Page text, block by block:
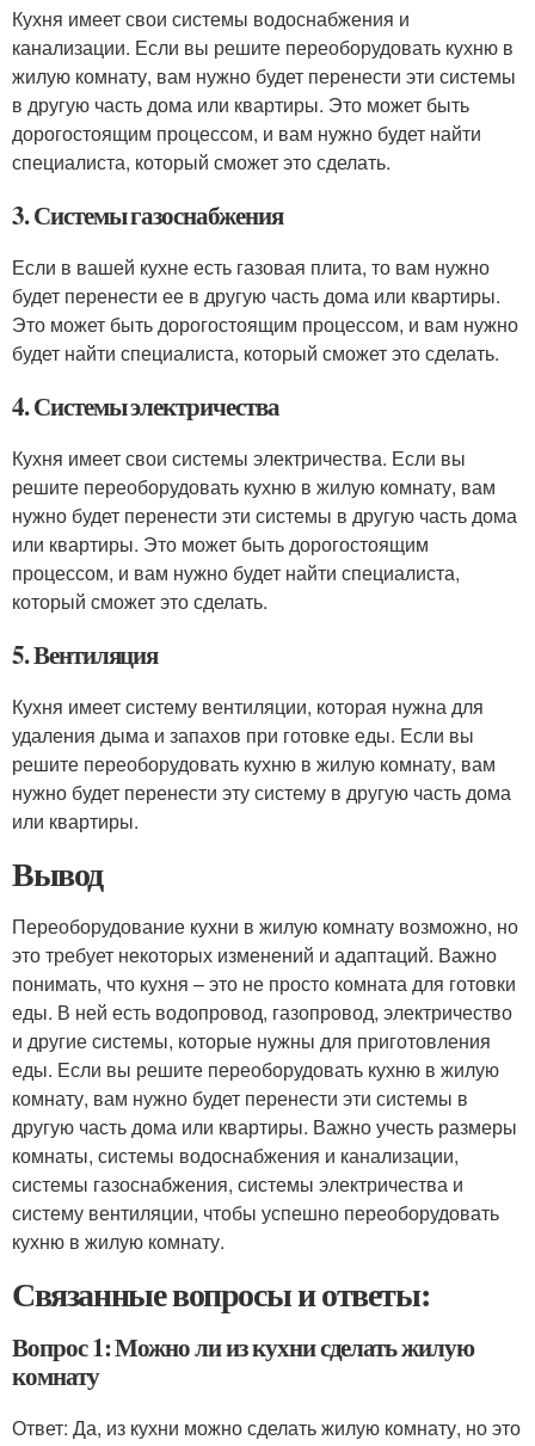
Кухня имеет свои системы водоснабжения и
канализации. Если вы решите переоборудовать кухню в
жилую комнату, вам нужно будет перенести эти системы
в другую часть дома или квартиры. Это может быть
дорогостоящим процессом, и вам нужно будет найти
специалиста, который сможет это сделать.
3. Системы газоснабжения
Если в вашей кухне есть газовая плита, то вам нужно
будет перенести ее в другую часть дома или квартиры.
Это может быть дорогостоящим процессом, и вам нужно
будет найти специалиста, который сможет это сделать.
4. Системы электричества
Кухня имеет свои системы электричества. Если вы
решите переоборудовать кухню в жилую комнату, вам
нужно будет перенести эти системы в другую часть дома
или квартиры. Это может быть дорогостоящим
процессом, и вам нужно будет найти специалиста,
который сможет это сделать.
5. Вентиляция
Кухня имеет систему вентиляции, которая нужна для
удаления дыма и запахов при готовке еды. Если вы
решите переоборудовать кухню в жилую комнату, вам
нужно будет перенести эту систему в другую часть дома
или квартиры.
Вывод
Переоборудование кухни в жилую комнату возможно, но
это требует некоторых изменений и адаптаций. Важно
понимать, что кухня – это не просто комната для готовки
еды. В ней есть водопровод, газопровод, электричество
и другие системы, которые нужны для приготовления
еды. Если вы решите переоборудовать кухню в жилую
комнату, вам нужно будет перенести эти системы в
другую часть дома или квартиры. Важно учесть размеры
комнаты, системы водоснабжения и канализации,
системы газоснабжения, системы электричества и
систему вентиляции, чтобы успешно переоборудовать
кухню в жилую комнату.
Связанные вопросы и ответы:
Вопрос 1: Можно ли из кухни сделать жилую
комнату
Ответ: Да, из кухни можно сделать жилую комнату, но это